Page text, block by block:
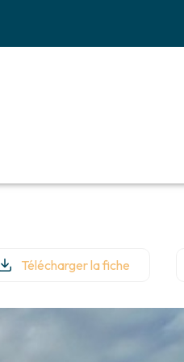
Télécharger la fiche